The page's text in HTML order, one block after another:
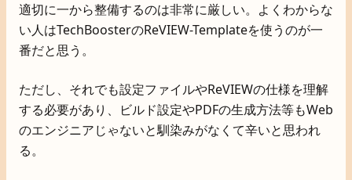
適切に一から整備するのは非常に厳しい。よくわからな
い人はTechBoosterのReVIEW-Templateを使うのが一
番だと思う。
ただし、それでも設定ファイルやReVIEWの仕様を理解
する必要があり、ビルド設定やPDFの生成方法等もWeb
のエンジニアじゃないと馴染みがなくて辛いと思われ
る。